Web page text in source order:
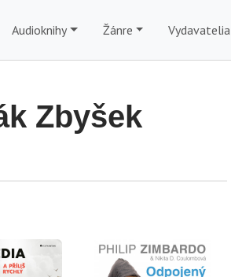
Audioknihy Žánre Vydavatelia
Zbyšek